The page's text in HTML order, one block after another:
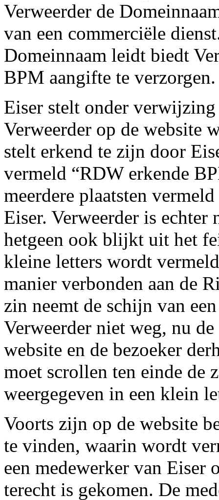
Verweerder de
van een commerciële
Domeinnaam leidt biedt
BPM aangifte te verzorgen.
Eiser stelt onder
Verweerder op de website
stelt erkend te zijn door
vermeld “RDW erkende
meerdere plaatsten
Eiser. Verweerder is
hetgeen ook blijkt uit het
kleine letters wordt
manier verbonden aan de
zin neemt de schijn van
Verweerder niet weg, nu
website en de bezoeker
moet scrollen ten einde de
weergegeven in een klein
Voorts zijn op de website
te vinden, waarin wordt
een medewerker van Eiser
terecht is gekomen. De